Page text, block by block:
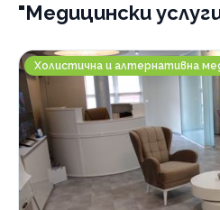
"Медицински
Медицински център
Холистична и алтернативна